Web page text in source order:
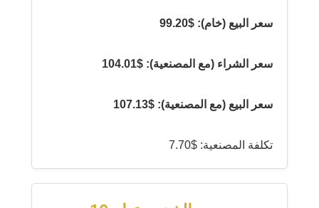
سعر البيع (خام): $99.20
سعر الشراء (مع المصنعية): $104.01
سعر البيع (مع المصنعية): $107.13
تكلفة المصنعية: $7.70